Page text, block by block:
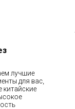
лучшие
для вас,
китайские